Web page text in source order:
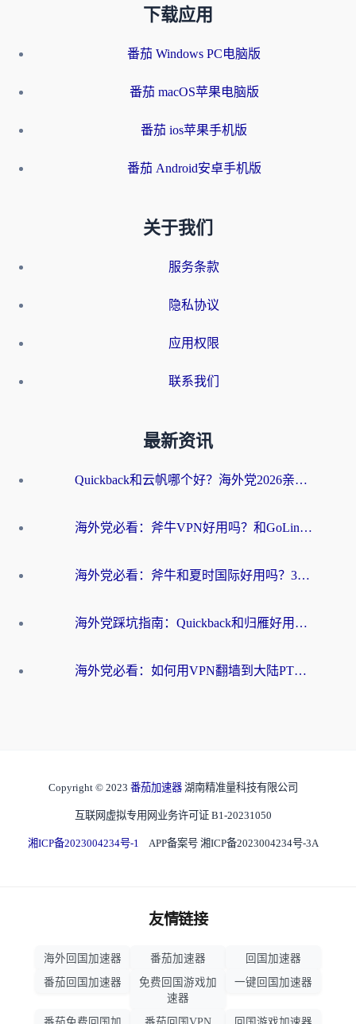
下载应用
番茄 Windows PC电脑版
番茄 macOS苹果电脑版
番茄 ios苹果手机版
番茄 Android安卓手机版
关于我们
服务条款
隐私协议
应用权限
联系我们
最新资讯
Quickback和云帆哪个好？海外党2026亲测指南：选对加速器大陆工具，无缝刷国内剧玩国服
海外党必看：斧牛VPN好用吗？和GoLinkVPN对比哪个回国效果更好？
海外党必看：斧牛和夏时国际好用吗？3步选对回国加速器，无缝刷国内资源
海外党踩坑指南：Quickback和归雁好用吗？选对加速器才能无缝刷国内资源
海外党必看：如何用VPN翻墙到大陆PTT？一篇解决你所有回国加速痛点
Copyright © 2023 番茄加速器 湖南精准量科技有限公司
互联网虚拟专用网业务许可证 B1-20231050
湘ICP备2023004234号-1 APP备案号 湘ICP备2023004234号-3A
友情链接
海外回国加速器 番茄加速器
回国加速器
番茄回国加速器
免费回国游戏加
速器
一键回国加速器